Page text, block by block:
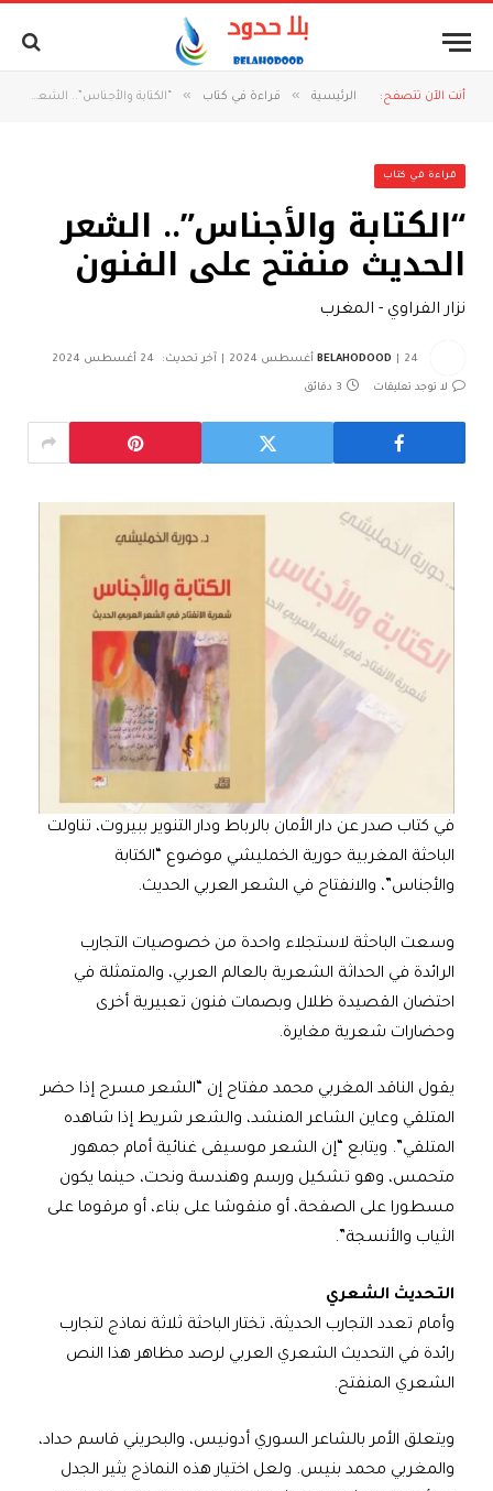
أنت الآن تتصفح: الرئيسية » قراءة في كتاب » “الكتابة والأجناس”.. الشعر الحديث منفتح على الفنون
قراءة في كتاب
“الكتابة والأجناس”.. الشعر
الحديث منفتح على الفنون
نزار الفراوي - المغرب
BELAHODOOD 24 أغسطس 2024 آخر تحديث: 24 أغسطس 2024
لا توجد تعليقات 3 دقائق
في كتاب صدر عن دار الأمان بالرباط ودار التنوير ببيروت، تناولت
الباحثة المغربية حورية الخمليشي موضوع “الكتابة
والأجناس”، والانفتاح في الشعر العربي الحديث.
وسعت الباحثة لاستجلاء واحدة من خصوصيات التجارب
الرائدة في الحداثة الشعرية بالعالم العربي، والمتمثلة في
احتضان القصيدة ظلال وبصمات فنون تعبيرية أخرى
وحضارات شعرية مغايرة.
يقول الناقد المغربي محمد مفتاح إن “الشعر مسرح إذا حضر
المتلقي وعاين الشاعر المنشد، والشعر شريط إذا شاهده
المتلقي”. ويتابع “إن الشعر موسيقى غنائية أمام جمهور
متحمس، وهو تشكيل ورسم وهندسة ونحت، حينما يكون
مسطورا على الصفحة، أو منقوشا على بناء، أو مرقوما على
الثياب والأنسجة”.
التحديث الشعري
وأمام تعدد التجارب الحديثة، تختار الباحثة ثلاثة نماذج لتجارب
رائدة في التحديث الشعري العربي لرصد مظاهر هذا النص
الشعري المنفتح.
ويتعلق الأمر بالشاعر السوري أدونيس، والبحريني قاسم حداد،
والمغربي محمد بنيس. ولعل اختيار هذه النماذج يثير الجدل